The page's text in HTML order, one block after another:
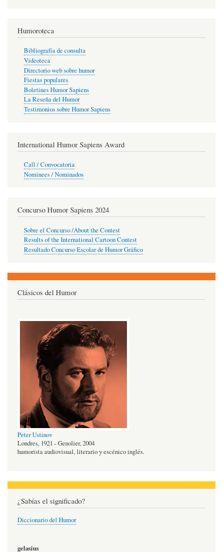
Humoroteca
Bibliografía de consulta
Videoteca
Directorio web sobre humor
Fiestas populares
Boletines Humor Sapiens
La Reseña del Humor
Testimonios sobre Humor Sapiens
International Humor Sapiens Award
Call / Convocatoria
Nominees / Nominados
Concurso Humor Sapiens 2024
Sobre el Concurso /About the Contest
Results of the International Cartoon Contest
Resultado Concurso Escolar de Humor Gráfico
Clásicos del Humor
Peter Ustinov
Londres, 1921 - Genolier, 2004
humorista audiovisual, literario y escénico inglés.
¿Sabías el significado?
Diccionario del Humor
gelasius